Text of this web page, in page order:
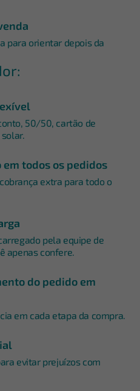
para orientar depois da
50/50, cartão de
todos os pedidos
extra para todo o
pela equipe de
apenas confere.
do pedido em
em cada etapa da compra.
evitar prejuízos com